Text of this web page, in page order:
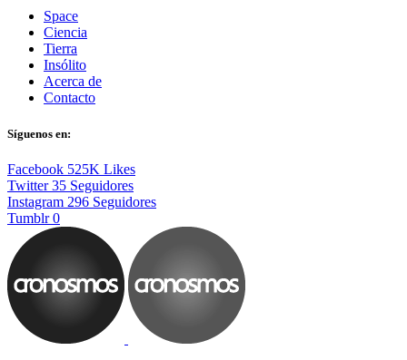
Space
Ciencia
Tierra
Insólito
Acerca de
Contacto
Síguenos en:
Facebook 525K Likes
Twitter 35 Seguidores
Instagram 296 Seguidores
Tumblr 0